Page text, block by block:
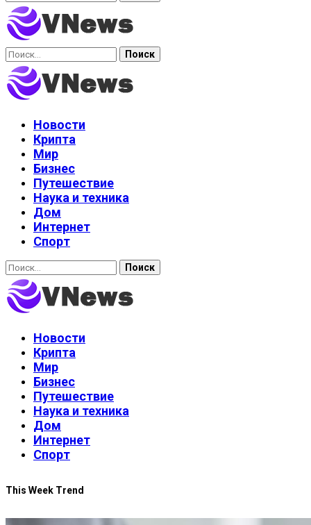
Найти:
Новости
Крипта
Мир
Бизнес
Путешествие
Наука и техника
Дом
Интернет
Спорт
Найти:
Новости
Крипта
Мир
Бизнес
Путешествие
Наука и техника
Дом
Интернет
Спорт
This Week Trend